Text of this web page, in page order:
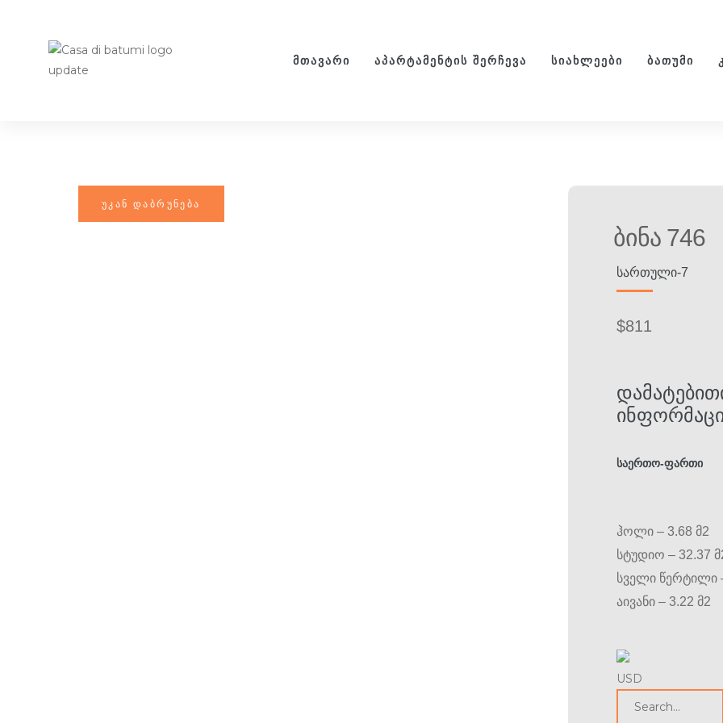
ᲛᲗᲐᲕᲐᲠᲘ ᲐᲞᲐᲠᲢᲐᲛᲔᲜᲢᲘᲡ ᲨᲔᲠᲩᲔᲕᲐ ᲡᲘᲐᲮᲚᲔᲔᲑᲘ ᲑᲐᲗᲣᲛᲘ
Ბინა 746
ᲡᲐᲠᲗᲣᲚᲘ-7
$811
საერთო-ფართი
ჰოლი – 3.68 მ2
სტუდიო – 32.37
სველი წერტილი
აივანი – 3.22 მ2
USD